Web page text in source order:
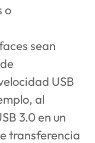
o
sean
USB
al
3.0 en un
transferencia